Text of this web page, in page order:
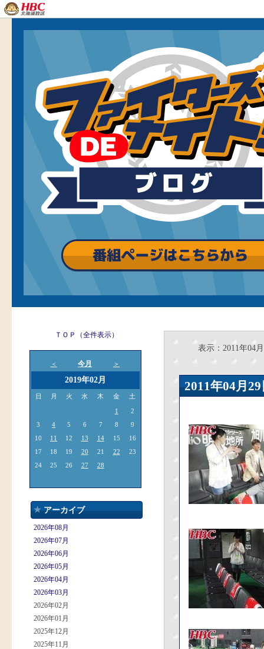
ＴＯＰ（全件表示）
＜ 今月 ＞
2019年02月
日 月 火 水 木 金 土
1
2
3
4 5 6 7 8
9
10
11 12 13 14 15
16
17
18 19 20 21 22
23
24
25 26 27 28
アーカイブ
2026年08月
2026年07月
2026年06月
2026年05月
2026年04月
2026年03月
2026年02月
2026年01月
2025年12月
2025年11月
表示：2011年04月
2011年04